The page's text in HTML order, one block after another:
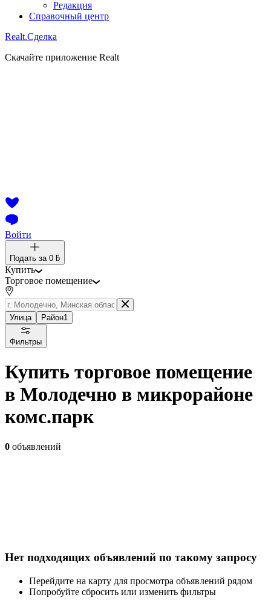
Редакция
Справочный центр
Realt.Сделка
Скачайте приложение Realt
Войти
Подать за 0 ƃ
Купить
Торговое помещение
Улица Район1
Фильтры
Купить торговое помещение
в Молодечно в микрорайоне
комс.парк
0 объявлений
Нет подходящих объявлений по такому запросу
Перейдите на карту для просмотра объявлений рядом
Попробуйте сбросить или изменить фильтры